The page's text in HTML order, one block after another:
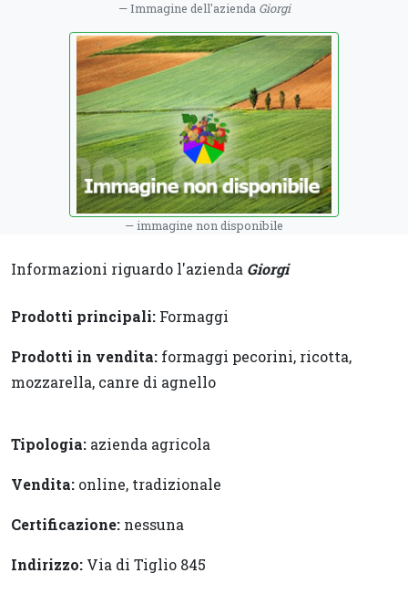
Immagine dell'azienda Giorgi
immagine non disponibile
Informazioni riguardo l'azienda Giorgi
Prodotti principali: Formaggi
Prodotti in vendita: formaggi pecorini, ricotta,
mozzarella, canre di agnello
Tipologia: azienda agricola
Vendita: online, tradizionale
Certificazione: nessuna
Indirizzo: Via di Tiglio 845